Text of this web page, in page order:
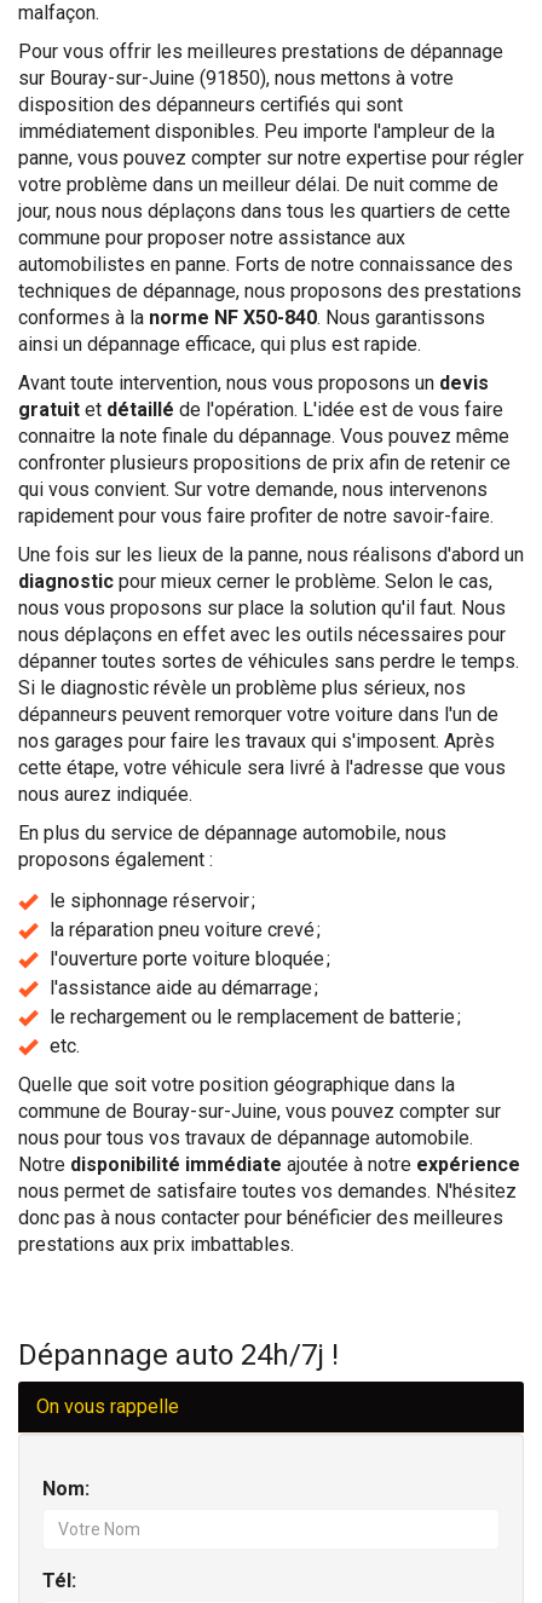
malfaçon.
Pour vous offrir les meilleures prestations de dépannage
sur Bouray-sur-Juine (91850), nous mettons à votre
disposition des dépanneurs certifiés qui sont
immédiatement disponibles. Peu importe l'ampleur de la
panne, vous pouvez compter sur notre expertise pour régler
votre problème dans un meilleur délai. De nuit comme de
jour, nous nous déplaçons dans tous les quartiers de cette
commune pour proposer notre assistance aux
automobilistes en panne. Forts de notre connaissance des
techniques de dépannage, nous proposons des prestations
conformes à la norme NF X50-840. Nous garantissons
ainsi un dépannage efficace, qui plus est rapide.
Avant toute intervention, nous vous proposons un devis
gratuit et détaillé de l'opération. L'idée est de vous faire
connaitre la note finale du dépannage. Vous pouvez même
confronter plusieurs propositions de prix afin de retenir ce
qui vous convient. Sur votre demande, nous intervenons
rapidement pour vous faire profiter de notre savoir-faire.
Une fois sur les lieux de la panne, nous réalisons d'abord un
diagnostic pour mieux cerner le problème. Selon le cas,
nous vous proposons sur place la solution qu'il faut. Nous
nous déplaçons en effet avec les outils nécessaires pour
dépanner toutes sortes de véhicules sans perdre le temps.
Si le diagnostic révèle un problème plus sérieux, nos
dépanneurs peuvent remorquer votre voiture dans l'un de
nos garages pour faire les travaux qui s'imposent. Après
cette étape, votre véhicule sera livré à l'adresse que vous
nous aurez indiquée.
En plus du service de dépannage automobile, nous
proposons également :
le siphonnage réservoir ;
la réparation pneu voiture crevé ;
l'ouverture porte voiture bloquée ;
l'assistance aide au démarrage ;
le rechargement ou le remplacement de batterie ;
etc.
Quelle que soit votre position géographique dans la
commune de Bouray-sur-Juine, vous pouvez compter sur
nous pour tous vos travaux de dépannage automobile.
Notre disponibilité immédiate ajoutée à notre expérience
nous permet de satisfaire toutes vos demandes. N'hésitez
donc pas à nous contacter pour bénéficier des meilleures
prestations aux prix imbattables.
Dépannage auto 24h/7j !
On vous rappelle
Nom:
Tél: